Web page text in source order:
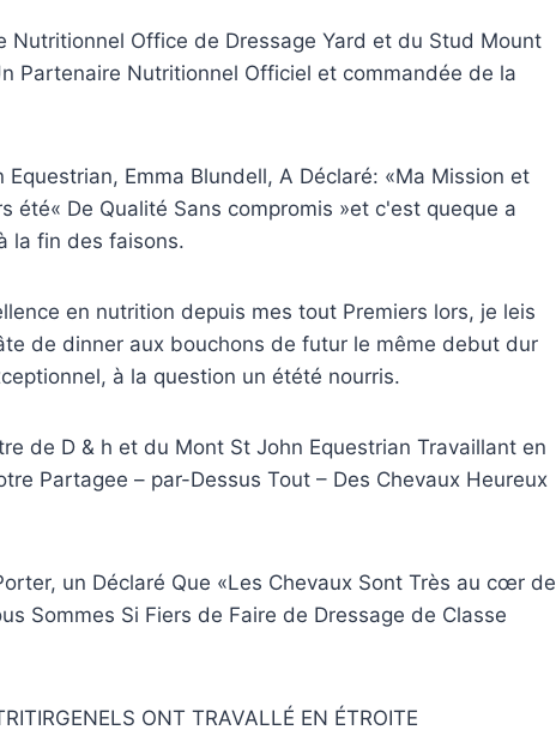
Nutritionnel Office de Dressage Yard et du Stud Mount
Partenaire Nutritionnel Officiel et commandée de la
Emma Blundell, A Déclaré: «Ma Mission et
été« De Qualité Sans compromis »et c'est queque a
la fin des faisons.
en nutrition depuis mes tout Premiers lors, je leis
de dinner aux bouchons de futur le même debut dur
à la question un étété nourris.
de D & h et du Mont St John Equestrian Travaillant en
Partagee – par-Dessus Tout – Des Chevaux Heureux
un Déclaré Que «Les Chevaux Sont Très au cœr de
Sommes Si Fiers de Faire de Dressage de Classe
ONT TRAVALLÉ EN ÉTROITE